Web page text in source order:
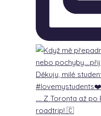
…. Z Toronta až po
roadtrip! 🇨